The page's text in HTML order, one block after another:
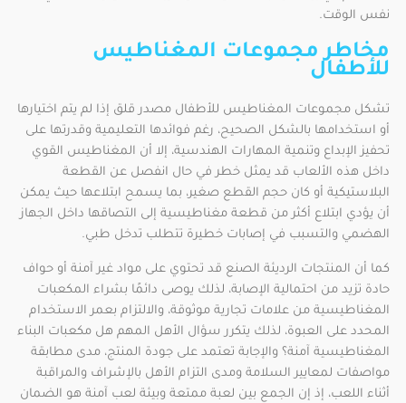
نفس الوقت.
مخاطر مجموعات المغناطيس
للأطفال
تشكل مجموعات المغناطيس للأطفال مصدر قلق إذا لم يتم اختيارها
أو استخدامها بالشكل الصحيح، رغم فوائدها التعليمية وقدرتها على
تحفيز الإبداع وتنمية المهارات الهندسية، إلا أن المغناطيس القوي
داخل هذه الألعاب قد يمثل خطر في حال انفصل عن القطعة
البلاستيكية أو كان حجم القطع صغير، بما يسمح ابتلاعها حيث يمكن
أن يؤدي ابتلاع أكثر من قطعة مغناطيسية إلى التصاقها داخل الجهاز
الهضمي والتسبب في إصابات خطيرة تتطلب تدخل طبي.
كما أن المنتجات الرديئة الصنع قد تحتوي على مواد غير آمنة أو حواف
حادة تزيد من احتمالية الإصابة، لذلك يوصى دائمًا بشراء المكعبات
المغناطيسية من علامات تجارية موثوقة، والالتزام بعمر الاستخدام
المحدد على العبوة، لذلك يتكرر سؤال الأهل المهم هل مكعبات البناء
المغناطيسية آمنة؟ والإجابة تعتمد على جودة المنتج، مدى مطابقة
مواصفات لمعايير السلامة ومدى التزام الأهل بالإشراف والمراقبة
أثناء اللعب، إذ إن الجمع بين لعبة ممتعة وبيئة لعب آمنة هو الضمان